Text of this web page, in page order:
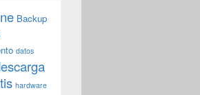
Backup
datos
hardware